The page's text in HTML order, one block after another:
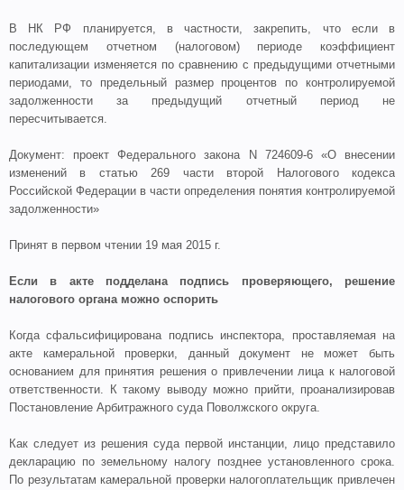
В НК РФ планируется, в частности, закрепить, что если в
последующем отчетном (налоговом) периоде коэффициент
капитализации изменяется по сравнению с предыдущими отчетными
периодами, то предельный размер процентов по контролируемой
задолженности за предыдущий отчетный период не
пересчитывается.
Документ: проект Федерального закона N 724609-6 «О внесении
изменений в статью 269 части второй Налогового кодекса
Российской Федерации в части определения понятия контролируемой
задолженности»
Принят в первом чтении 19 мая 2015 г.
Если в акте подделана подпись проверяющего, решение
налогового органа можно оспорить
Когда сфальсифицирована подпись инспектора, проставляемая на
акте камеральной проверки, данный документ не может быть
основанием для принятия решения о привлечении лица к налоговой
ответственности. К такому выводу можно прийти, проанализировав
Постановление Арбитражного суда Поволжского округа.
Как следует из решения суда первой инстанции, лицо представило
декларацию по земельному налогу позднее установленного срока.
По результатам камеральной проверки налогоплательщик привлечен